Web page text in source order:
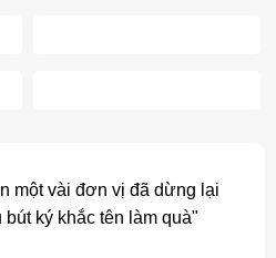
một vài đơn vị đã dừng lại
ký khắc tên làm quà"